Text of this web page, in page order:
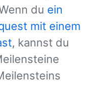
du ein
mit einem
, kannst du